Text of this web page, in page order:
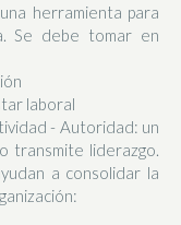
herramienta para
Se debe tomar en
laboral
- Autoridad: un
transmite liderazgo.
a consolidar la